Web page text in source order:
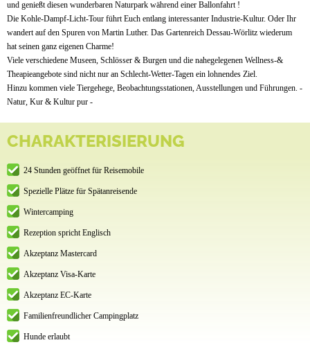
und genießt diesen wunderbaren Naturpark während einer Ballonfahrt !
Die Kohle-Dampf-Licht-Tour führt Euch entlang interessanter Industrie-Kultur. Oder Ihr
wandert auf den Spuren von Martin Luther. Das Gartenreich Dessau-Wörlitz wiederum
hat seinen ganz eigenen Charme!
Viele verschiedene Museen, Schlösser & Burgen und die nahegelegenen Wellness-&
Theapieangebote sind nicht nur an Schlecht-Wetter-Tagen ein lohnendes Ziel.
Hinzu kommen viele Tiergehege, Beobachtungsstationen, Ausstellungen und Führungen. -
Natur, Kur & Kultur pur -
CHARAKTERISIERUNG
24 Stunden geöffnet für Reisemobile
Spezielle Plätze für Spätanreisende
Wintercamping
Rezeption spricht Englisch
Akzeptanz Mastercard
Akzeptanz Visa-Karte
Akzeptanz EC-Karte
Familienfreundlicher Campingplatz
Hunde erlaubt